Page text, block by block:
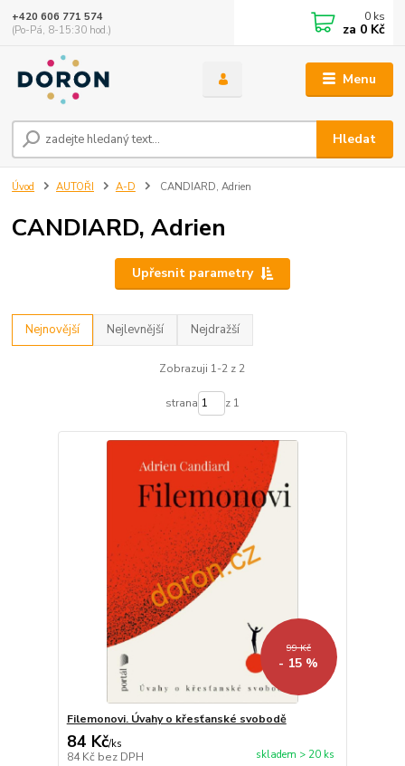
Menu
Hledat
+420 606 771 574
(Po-Pá, 8-15:30 hod.)
0 ks
za 0 Kč
Úvod AUTOŘI A-D CANDIARD, Adrien
CANDIARD, Adrien
Upřesnit parametry
Nejnovější Nejlevnější Nejdražší
Zobrazuji 1-2 z 2
strana z 1
99 Kč
- 15 %
Filemonovi. Úvahy o křesťanské svobodě
84 Kč/ks
84 Kč bez DPH skladem > 20 ks